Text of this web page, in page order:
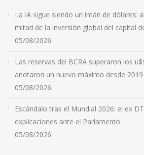
La IA sigue siendo un imán de dólares:
mitad de la inversión global del capital
05/08/2026
Las reservas del BCRA superaron los
anotaron un nuevo máximo desde 2019
05/08/2026
Escándalo tras el Mundial 2026: el ex
explicaciones ante el Parlamento
05/08/2026